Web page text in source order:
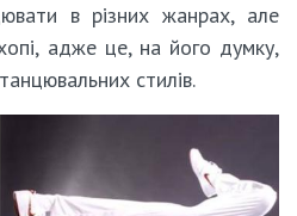
в різних жанрах, але
адже це, на його думку,
стилів.